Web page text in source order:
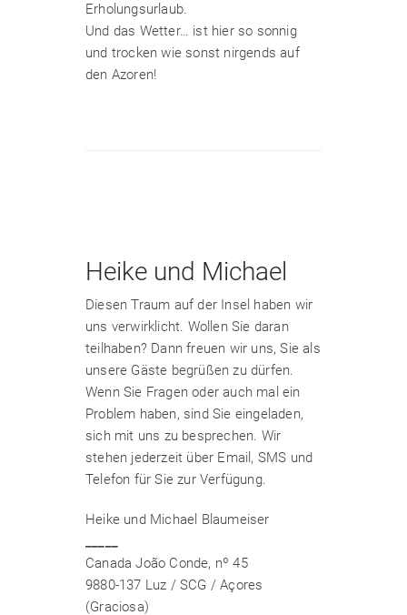
Erholungsurlaub.
Und das Wetter… ist hier so sonnig
und trocken wie sonst nirgends auf
den Azoren!
Heike und Michael
Diesen Traum auf der Insel haben wir
uns verwirklicht. Wollen Sie daran
teilhaben? Dann freuen wir uns, Sie als
unsere Gäste begrüßen zu dürfen.
Wenn Sie Fragen oder auch mal ein
Problem haben, sind Sie eingeladen,
sich mit uns zu besprechen. Wir
stehen jederzeit über Email, SMS und
Telefon für Sie zur Verfügung.
Heike und Michael Blaumeiser
Canada João Conde, nº 45
9880-137 Luz / SCG / Açores
(Graciosa)